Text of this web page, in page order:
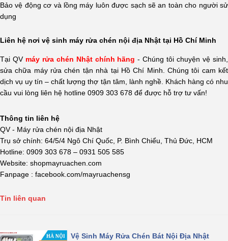
Bảo vệ động cơ và lồng máy luôn được sạch sẽ an toàn cho người sử
dụng
Liên hệ nơi vệ sinh máy rửa chén nội địa Nhật tại Hồ Chí Minh
Tại QV máy rửa chén Nhật chính hãng - Chúng tôi chuyện vệ sinh,
sửa chữa máy rửa chén tận nhà tại Hồ Chí Minh. Chúng tôi cam kết
dịch vụ uy tín – chất lượng thợ tận tâm, lành nghề. Khách hàng có nhu
cầu vui lòng liên hệ hotline 0909 303 678 để được hỗ trợ tư vấn!
Thông tin liên hệ
QV - Máy rửa chén nội địa Nhật
Trụ sở chính: 64/5/4 Ngô Chí Quốc, P. Bình Chiểu, Thủ Đức, HCM
Hotline: 0909 303 678 – 0931 505 585
Website: shopmayruachen.com
Fanpage : facebook.com/mayruachensg
Tin liên quan
Vệ Sinh Máy Rửa Chén Bát Nội Địa Nhật